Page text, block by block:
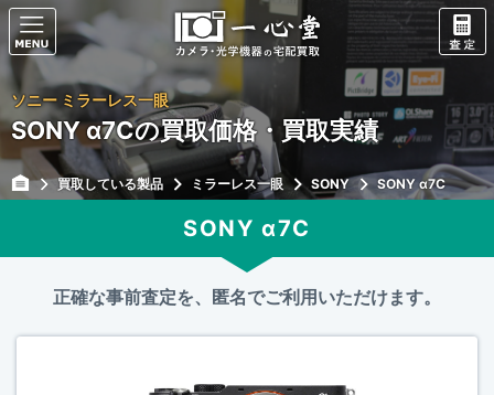
ソニー ミラーレス一眼
SONY α7Cの買取価格・買取実績
買取している製品 ミラーレス一眼 SONY SONY α7C
SONY α7C
正確な事前査定を、匿名でご利用いただけます。